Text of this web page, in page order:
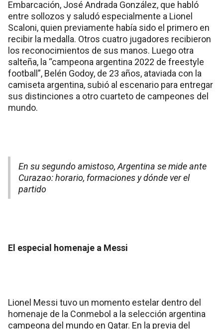
Embarcación, José Andrada González, que habló
entre sollozos y saludó especialmente a Lionel
Scaloni, quien previamente había sido el primero en
recibir la medalla. Otros cuatro jugadores recibieron
los reconocimientos de sus manos. Luego otra
salteña, la “campeona argentina 2022 de freestyle
football”, Belén Godoy, de 23 años, ataviada con la
camiseta argentina, subió al escenario para entregar
sus distinciones a otro cuarteto de campeones del
mundo.
En su segundo amistoso, Argentina se mide ante
Curazao: horario, formaciones y dónde ver el
partido
El especial homenaje a Messi
Lionel Messi tuvo un momento estelar dentro del
homenaje de la Conmebol a la selección argentina
campeona del mundo en Qatar. En la previa del